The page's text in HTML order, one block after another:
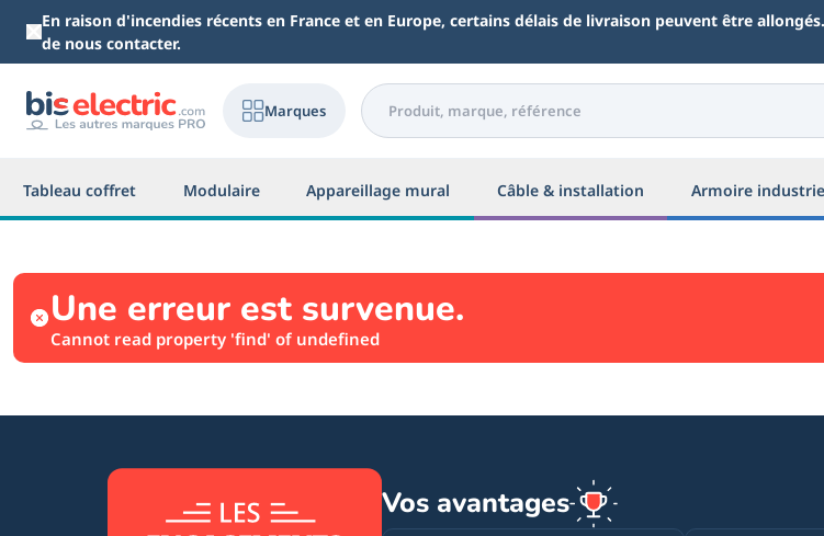
Aller au contenu principal
En raison d'incendies récents en France et en Europe, certains délais de livraison peuvent être
de nous contacter.
Marques
Tableau coffret Modulaire Appareillage mural Câble & installation Armoire
Une erreur est survenue.
Cannot read property 'find' of undefined
Vos avantages